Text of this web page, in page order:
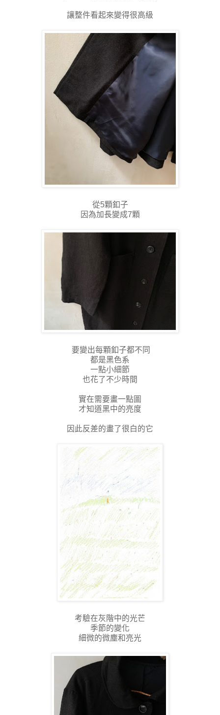
讓整件看起來變得很高級
從5顆釦子
因為加長變成7顆
要變出每顆釦子都不同
都是黑色系
一點小細節
也花了不少時間
實在需要畫一點圖
才知道黑中的亮度
因此反差的畫了很白的它
考驗在灰階中的光芒
季節的變化
細微的微塵和亮光